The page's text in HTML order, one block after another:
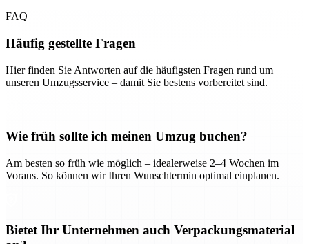
FAQ
Häufig gestellte Fragen
Hier finden Sie Antworten auf die häufigsten Fragen rund um
unseren Umzugsservice – damit Sie bestens vorbereitet sind.
Wie früh sollte ich meinen Umzug buchen?
Am besten so früh wie möglich – idealerweise 2–4 Wochen im
Voraus. So können wir Ihren Wunschtermin optimal einplanen.
Bietet Ihr Unternehmen auch Verpackungsmaterial